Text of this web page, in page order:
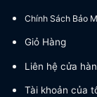
Chính Sách Bảo
Giỏ Hàng
Liên hệ cửa
Tài khoản của